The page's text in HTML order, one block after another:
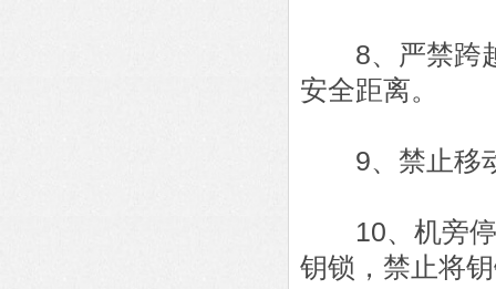
8、严禁跨越
安全距离。
9、禁止移动
10、机旁停
钥锁，禁止将